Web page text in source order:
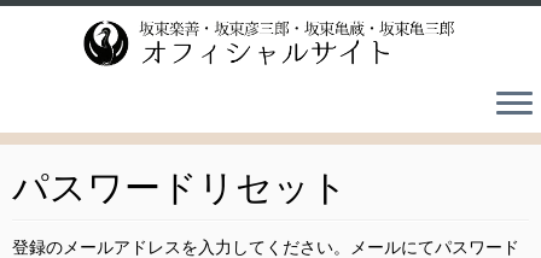
パスワードリセット
登録のメールアドレスを入力してください。メールにてパスワード